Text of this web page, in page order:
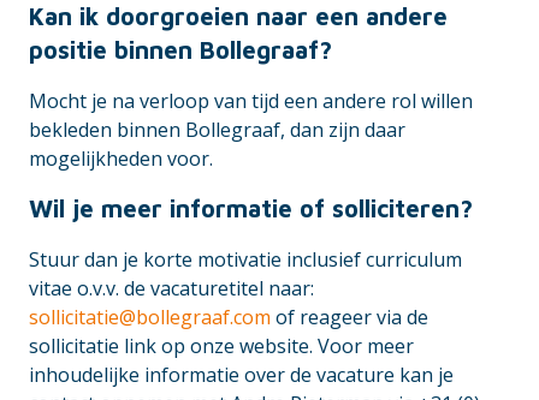
Kan ik doorgroeien naar een andere
positie binnen Bollegraaf?
Mocht je na verloop van tijd een andere rol willen
bekleden binnen Bollegraaf, dan zijn daar
mogelijkheden voor.
Wil je meer informatie of solliciteren?
Stuur dan je korte motivatie inclusief curriculum
vitae o.v.v. de vacaturetitel naar:
sollicitatie@bollegraaf.com of reageer via de
sollicitatie link op onze website. Voor meer
inhoudelijke informatie over de vacature kan je